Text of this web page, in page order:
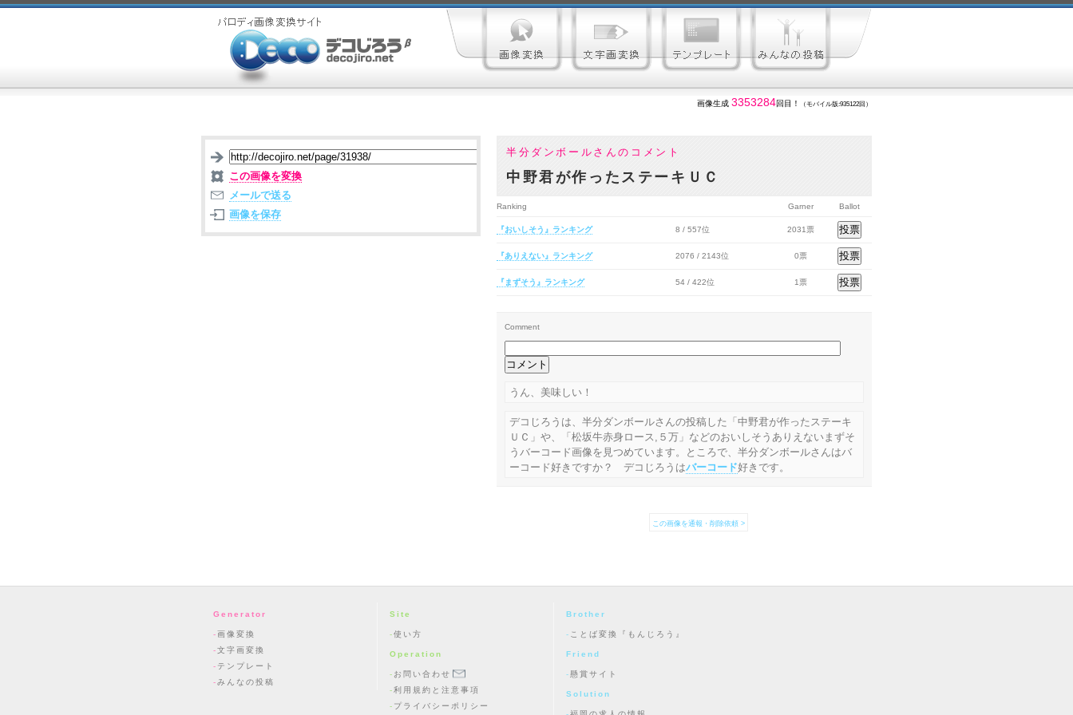
画像生成 3353284回目！ （モバイル版:935122回）
半分ダンボールさんのコメント
中野君が作ったステーキＵＣ
この画像を変換
メールで送る
画像を保存
Ranking Garner Ballot
『おいしそう』ランキング 8 / 557位 2031票
『ありえない』ランキング 2076 / 2143位 0票
『まずそう』ランキング 54 / 422位 1票
Comment
うん、美味しい！
デコじろうは、半分ダンボールさんの投稿した「中野君が作ったステーキ
ＵＣ」や、「松坂牛赤身ロース,５万」などのおいしそうありえないまずそ
うバーコード画像を見つめています。ところで、半分ダンボールさんはバ
ーコード好きですか？ デコじろうはバーコード好きです。
この画像を通報・削除依頼 >
Generator
画像変換
文字画変換
テンプレート
みんなの投稿
Site
使い方
Operation
お問い合わせ
利用規約と注意事項
プライバシーポリシー
Brother
ことば変換『もんじろう』
Friend
懸賞サイト
Solution